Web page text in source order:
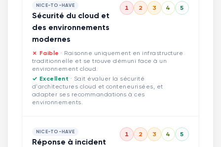
NICE-TO-HAVE
Sécurité du cloud et
des environnements
modernes
1 2 3 4 5
✗ Faible · Raisonne uniquement en infrastructure
traditionnelle et se trouve démuni face à un
environnement cloud.
✓ Excellent · Sait évaluer la sécurité
d'architectures cloud et conteneurisées, et
adapter ses recommandations à ces
environnements.
NICE-TO-HAVE
Réponse à incident
1 2 3 4 5